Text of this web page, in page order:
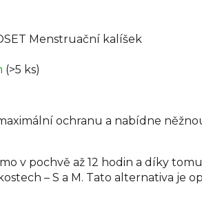
ochranu a nabídne
v pochvě až 12 hodin a díky
– S a M. Tato alternativa je
Menstruační kalíšek
(>5 ks)